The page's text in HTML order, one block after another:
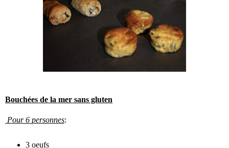
Bouchées de la mer sans gluten
Pour 6 personnes:
3 oeufs